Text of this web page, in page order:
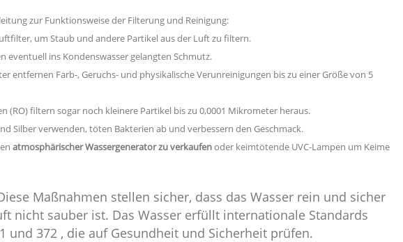
zur Funktionsweise der Filterung und Reinigung:
um Staub und andere Partikel aus der Luft zu filtern.
eventuell ins Kondenswasser gelangten Schmutz.
entfernen Farb-, Geruchs- und physikalische Verunreinigungen bis zu einer Größe von 5
(RO) filtern sogar noch kleinere Partikel bis zu 0,0001 Mikrometer heraus.
Silber verwenden, töten Bakterien ab und verbessern den Geschmack.
atmosphärischer Wassergenerator zu verkaufenoder keimtötende UVC-Lampen um Keime
Maßnahmen stellen sicher, dass das Wasser rein und sicher
nicht sauber ist. Das Wasser erfüllt internationale Standards
und 372 , die auf Gesundheit und Sicherheit prüfen.